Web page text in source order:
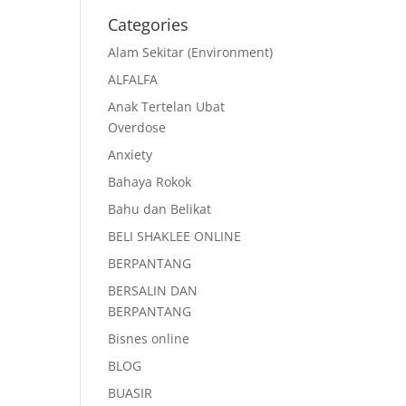
Categories
Alam Sekitar (Environment)
ALFALFA
Anak Tertelan Ubat
Overdose
Anxiety
Bahaya Rokok
Bahu dan Belikat
BELI SHAKLEE ONLINE
BERPANTANG
BERSALIN DAN
BERPANTANG
Bisnes online
BLOG
BUASIR